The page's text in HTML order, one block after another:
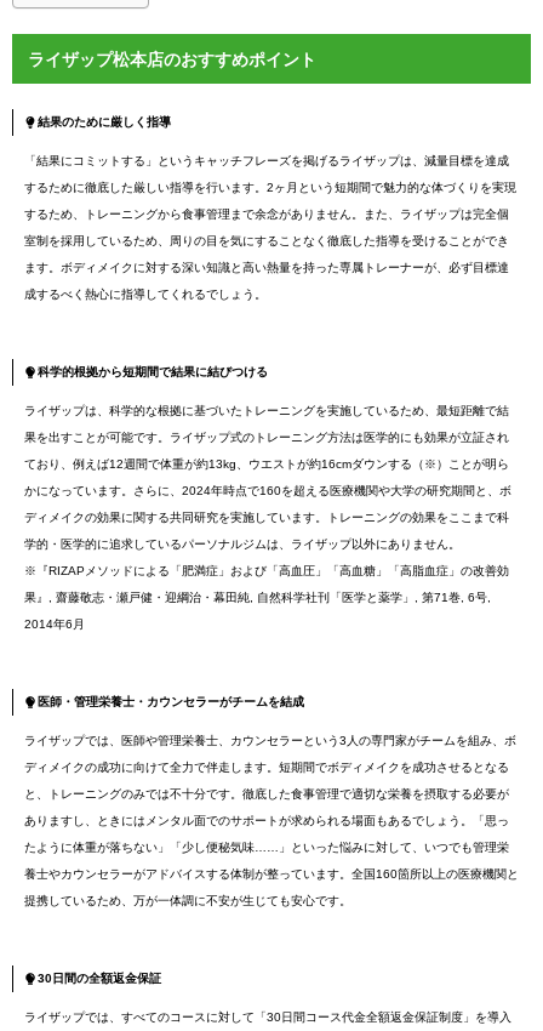
ライザップ松本店のおすすめポイント
結果のために厳しく指導
「結果にコミットする」というキャッチフレーズを掲げるライザップは、減量目標を達成
するために徹底した厳しい指導を行います。2ヶ月という短期間で魅力的な体づくりを実現
するため、トレーニングから食事管理まで余念がありません。また、ライザップは完全個
室制を採用しているため、周りの目を気にすることなく徹底した指導を受けることができ
ます。ボディメイクに対する深い知識と高い熱量を持った専属トレーナーが、必ず目標達
成するべく熱心に指導してくれるでしょう。
科学的根拠から短期間で結果に結びつける
ライザップは、科学的な根拠に基づいたトレーニングを実施しているため、最短距離で結
果を出すことが可能です。ライザップ式のトレーニング方法は医学的にも効果が立証され
ており、例えば12週間で体重が約13kg、ウエストが約16cmダウンする（※）ことが明ら
かになっています。さらに、2024年時点で160を超える医療機関や大学の研究期間と、ボ
ディメイクの効果に関する共同研究を実施しています。トレーニングの効果をここまで科
学的・医学的に追求しているパーソナルジムは、ライザップ以外にありません。
※『RIZAPメソッドによる「肥満症」および「高血圧」「高血糖」「高脂血症」の改善効
果』, 齋藤敬志・瀬戸健・迎綱治・幕田純, 自然科学社刊「医学と薬学」, 第71巻, 6号,
2014年6月
医師・管理栄養士・カウンセラーがチームを結成
ライザップでは、医師や管理栄養士、カウンセラーという3人の専門家がチームを組み、ボ
ディメイクの成功に向けて全力で伴走します。短期間でボディメイクを成功させるとなる
と、トレーニングのみでは不十分です。徹底した食事管理で適切な栄養を摂取する必要が
ありますし、ときにはメンタル面でのサポートが求められる場面もあるでしょう。「思っ
たように体重が落ちない」「少し便秘気味……」といった悩みに対して、いつでも管理栄
養士やカウンセラーがアドバイスする体制が整っています。全国160箇所以上の医療機関と
提携しているため、万が一体調に不安が生じても安心です。
30日間の全額返金保証
ライザップでは、すべてのコースに対して「30日間コース代金全額返金保証制度」を導入